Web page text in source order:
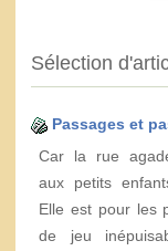
Sélection
Passages et
Car la rue
aux petits
Elle est pour les
de jeu